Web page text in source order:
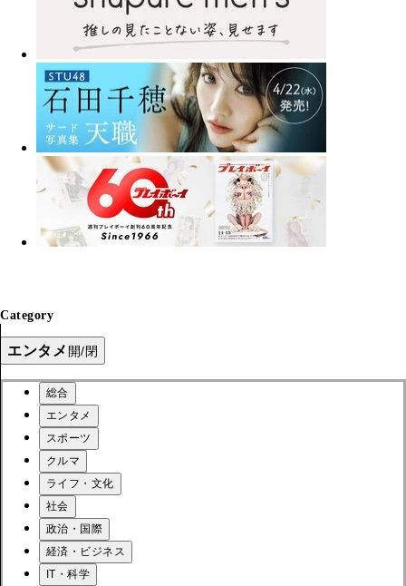
Category
エンタメ 開/閉
総合
エンタメ
スポーツ
クルマ
ライフ・文化
社会
政治・国際
経済・ビジネス
IT・科学